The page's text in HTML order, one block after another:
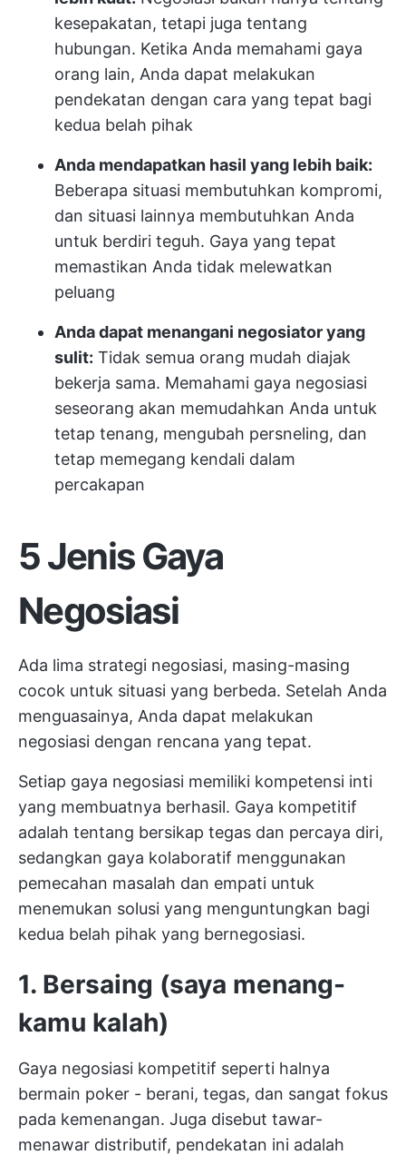
kesepakatan, tetapi juga tentang
hubungan. Ketika Anda memahami gaya
orang lain, Anda dapat melakukan
pendekatan dengan cara yang tepat bagi
kedua belah pihak
Anda mendapatkan hasil yang lebih baik:
Beberapa situasi membutuhkan kompromi,
dan situasi lainnya membutuhkan Anda
untuk berdiri teguh. Gaya yang tepat
memastikan Anda tidak melewatkan
peluang
Anda dapat menangani negosiator yang
sulit: Tidak semua orang mudah diajak
bekerja sama. Memahami gaya negosiasi
seseorang akan memudahkan Anda untuk
tetap tenang, mengubah persneling, dan
tetap memegang kendali dalam
percakapan
5 Jenis Gaya
Negosiasi
Ada lima strategi negosiasi, masing-masing
cocok untuk situasi yang berbeda. Setelah Anda
menguasainya, Anda dapat melakukan
negosiasi dengan rencana yang tepat.
Setiap gaya negosiasi memiliki kompetensi inti
yang membuatnya berhasil. Gaya kompetitif
adalah tentang bersikap tegas dan percaya diri,
sedangkan gaya kolaboratif menggunakan
pemecahan masalah dan empati untuk
menemukan solusi yang menguntungkan bagi
kedua belah pihak yang bernegosiasi.
1. Bersaing (saya menang-
kamu kalah)
Gaya negosiasi kompetitif seperti halnya
bermain poker - berani, tegas, dan sangat fokus
pada kemenangan. Juga disebut tawar-
menawar distributif, pendekatan ini adalah